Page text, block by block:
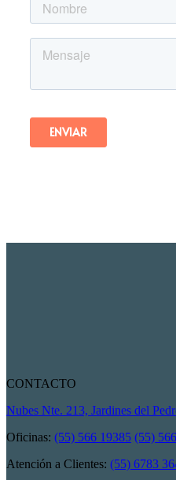
CONTACTO
Nubes Nte. 213, Jardines del
Oficinas: (55) 566 19385 (55)
Atención a Clientes: (55) 6783